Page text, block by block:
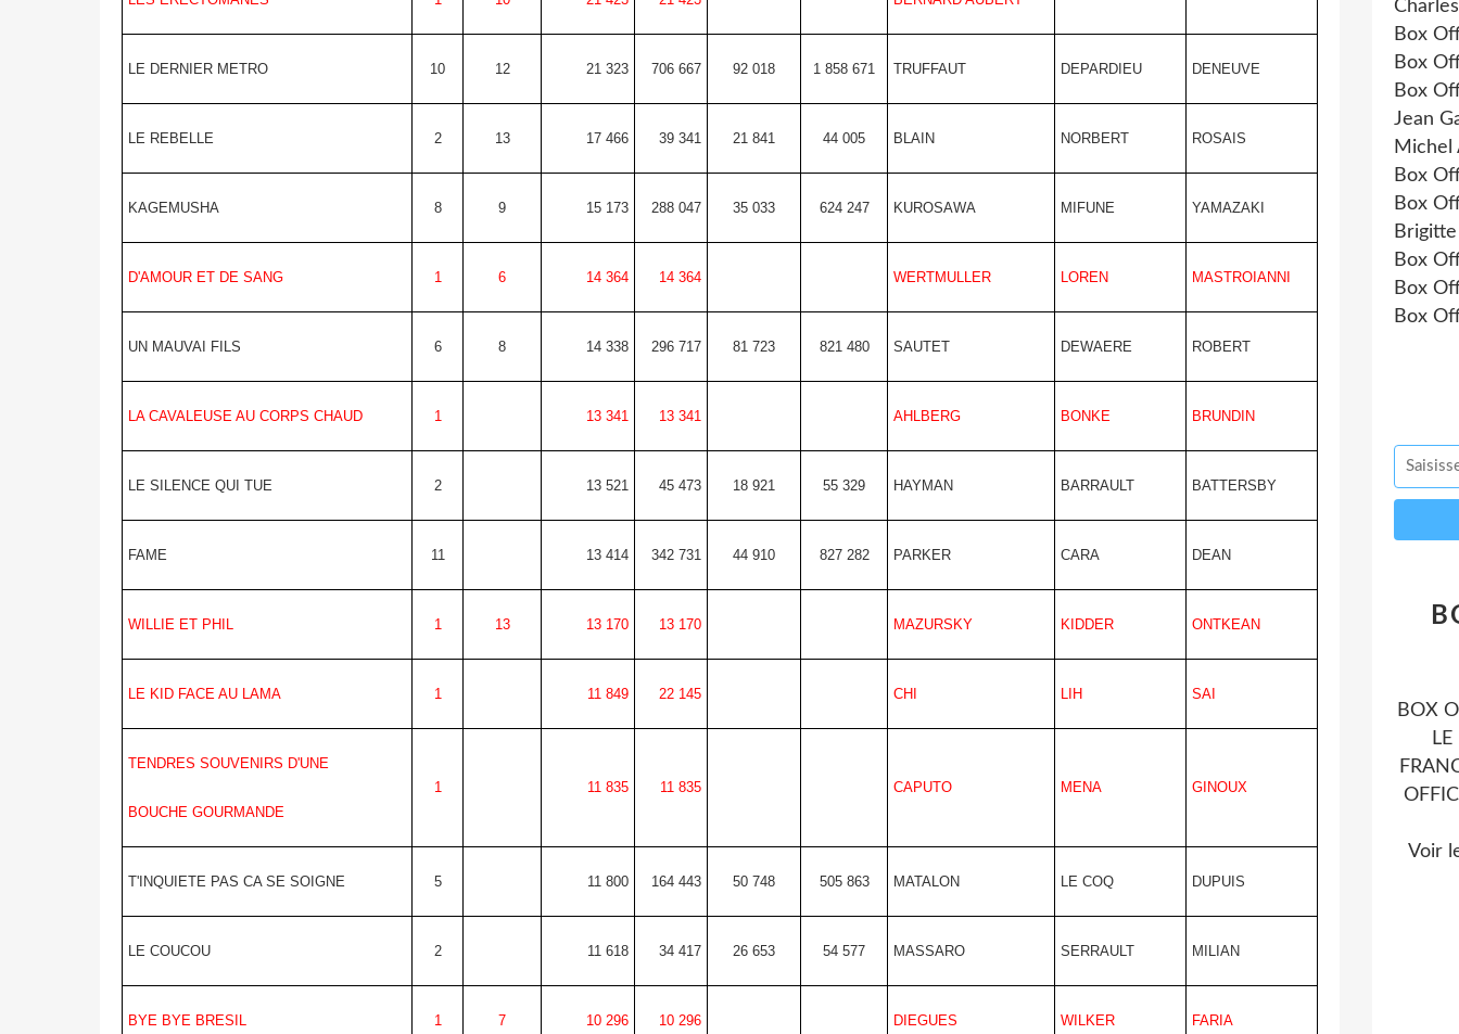
LE DERNIER METRO 10 12 21 323 706 667 92 018 1 858 671 TRUFFAUT DEPARDIEU DENEUVE
LE REBELLE 2 13 17 466 39 341 21 841 44 005 BLAIN NORBERT ROSAIS
KAGEMUSHA 8 9 15 173 288 047 35 033 624 247 KUROSAWA MIFUNE YAMAZAKI
D'AMOUR ET DE SANG 1 6 14 364 14 364 WERTMULLER LOREN MASTROIANNI
UN MAUVAI FILS 6 8 14 338 296 717 81 723 821 480 SAUTET DEWAERE ROBERT
LA CAVALEUSE AU CORPS CHAUD 1 13 341 13 341 AHLBERG BONKE BRUNDIN
LE SILENCE QUI TUE 2 13 521 45 473 18 921 55 329 HAYMAN BARRAULT BATTERSBY
FAME 11 13 414 342 731 44 910 827 282 PARKER CARA DEAN
WILLIE ET PHIL 1 13 13 170 13 170 MAZURSKY KIDDER ONTKEAN
LE KID FACE AU LAMA 1 11 849 22 145 CHI LIH SAI
TENDRES SOUVENIRS D'UNE
BOUCHE GOURMANDE
1 11 835 11 835 CAPUTO MENA GINOUX
T'INQUIETE PAS CA SE SOIGNE 5 11 800 164 443 50 748 505 863 MATALON LE COQ DUPUIS
LE COUCOU 2 11 618 34 417 26 653 54 577 MASSARO SERRAULT MILIAN
BYE BYE BRESIL 1 7 10 296 10 296 DIEGUES WILKER FARIA
Box
Box
Box
Jean
Michel
Box
Box
Box
Box
Box
BOX
Voir